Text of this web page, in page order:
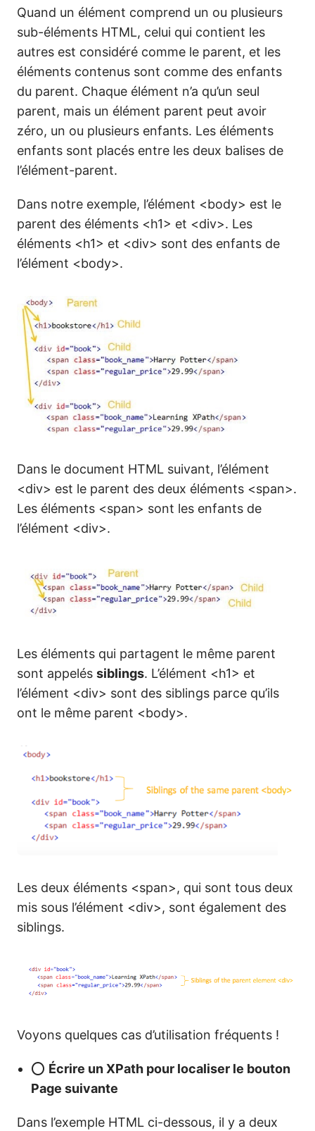
Quand un élément comprend un ou plusieurs
sub-éléments HTML, celui qui contient les
autres est considéré comme le parent, et les
éléments contenus sont comme des enfants
du parent. Chaque élément n’a qu’un seul
parent, mais un élément parent peut avoir
zéro, un ou plusieurs enfants. Les éléments
enfants sont placés entre les deux balises de
l’élément-parent.
Dans notre exemple, l’élément <body> est le
parent des éléments <h1> et <div>. Les
éléments <h1> et <div> sont des enfants de
l’élément <body>.
Dans le document HTML suivant, l’élément
<div> est le parent des deux éléments <span>.
Les éléments <span> sont les enfants de
l’élément <div>.
Les éléments qui partagent le même parent
sont appelés siblings. L’élément <h1> et
l’élément <div> sont des siblings parce qu’ils
ont le même parent <body>.
Les deux éléments <span>, qui sont tous deux
mis sous l’élément <div>, sont également des
siblings.
Voyons quelques cas d’utilisation fréquents !
⭕ Écrire un XPath pour localiser le bouton
Page suivante
Dans l’exemple HTML ci-dessous, il y a deux